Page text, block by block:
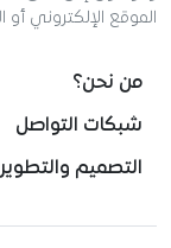
الموقع الإلكتروني أو
من نحن؟
شبكات التواصل
التصميم والتطوير